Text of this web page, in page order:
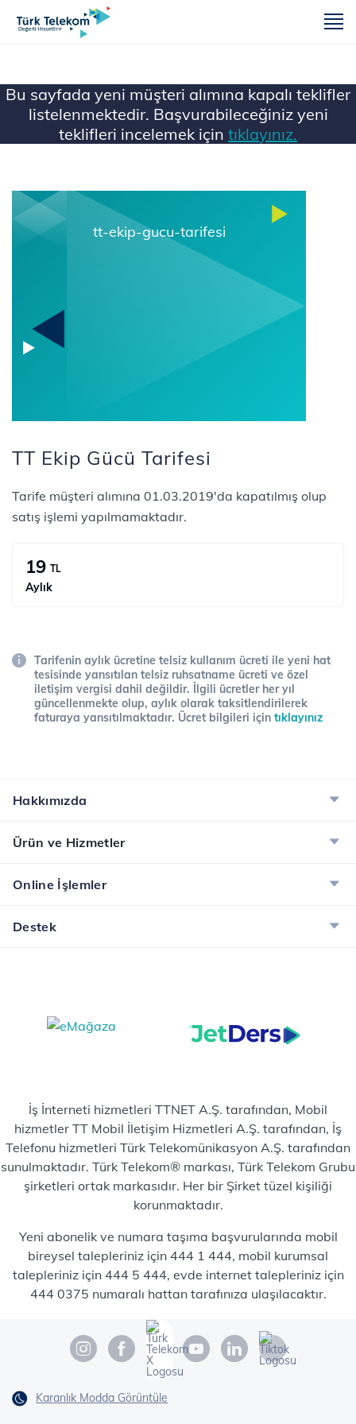
Bu sayfada yeni müşteri alımına kapalı teklifler
listelenmektedir. Başvurabileceğiniz yeni
teklifleri incelemek için tıklayınız.
Ana Sayfa Mobil
tt-ekip-gucu-tarifesi
TT Ekip Gücü Tarifesi
Tarife müşteri alımına 01.03.2019'da kapatılmış olup
satış işlemi yapılmamaktadır.
19 TL
Aylık
Tarifenin aylık ücretine telsiz kullanım ücreti ile yeni hat
tesisinde yansıtılan telsiz ruhsatname ücreti ve özel
iletişim vergisi dahil değildir. İlgili ücretler her yıl
güncellenmekte olup, aylık olarak taksitlendirilerek
faturaya yansıtılmaktadır. Ücret bilgileri için tıklayınız
Hakkımızda
Ürün ve Hizmetler
Online İşlemler
Destek
İş İnterneti hizmetleri TTNET A.Ş. tarafından, Mobil
hizmetler TT Mobil İletişim Hizmetleri A.Ş. tarafından, İş
Telefonu hizmetleri Türk Telekomünikasyon A.Ş. tarafından
sunulmaktadır. Türk Telekom® markası, Türk Telekom Grubu
şirketleri ortak markasıdır. Her bir Şirket tüzel kişiliği
korunmaktadır.
Yeni abonelik ve numara taşıma başvurularında mobil
bireysel talepleriniz için 444 1 444, mobil kurumsal
talepleriniz için 444 5 444, evde internet talepleriniz için
444 0375 numaralı hattan tarafınıza ulaşılacaktır.
Karanlık Modda Görüntüle